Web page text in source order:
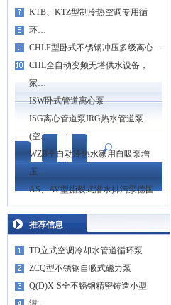
KTB、KTZ型制冷热空调专用循
环…
CHLF型卧式不锈钢冲压多级离心…
CHL全自动变频无塔供水设备，
家…
ISW卧式管道离心泵
ISG离心管道泵IRG热水管道泵
(空…
WZB全自动冷热水家用自吸泵增
压…
AS、AV型撕裂式潜水排污泵德国…
推荐信息
TD立式空调冷却水管道循环泵
ZCQ型不锈钢自吸式磁力泵
Q(D)X-S全不锈钢精密铸造小型